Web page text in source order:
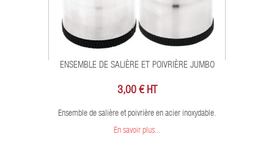
ENSEMBLE DE SALIÈRE ET POIVRIÈRE JUMBO
3,00 € HT
Ensemble de salière et poivrière en acier inoxydable.
En savoir plus...